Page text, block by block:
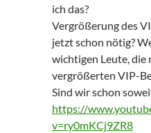
ich das?
Vergrößerung des
jetzt schon nötig?
wichtigen Leute, die
vergrößerten VIP-
Sind wir schon
https://
v=ry0mKCj9ZR8